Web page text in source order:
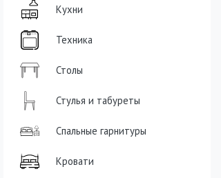
Кухни
Техника
Столы
Стулья и табуреты
Спальные гарнитуры
Кровати